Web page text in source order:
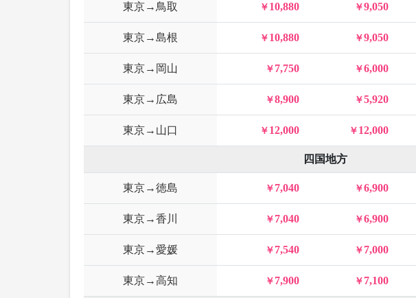
東京→鳥取 10,880 9,050
東京→島根 10,880 9,050
東京→岡山 7,750 6,000
東京→広島 8,900 5,920
東京→山口 12,000 12,000
四国地方
東京→徳島 7,040 6,900
東京→香川 7,040 6,900
東京→愛媛 7,540 7,000
東京→高知 7,900 7,100